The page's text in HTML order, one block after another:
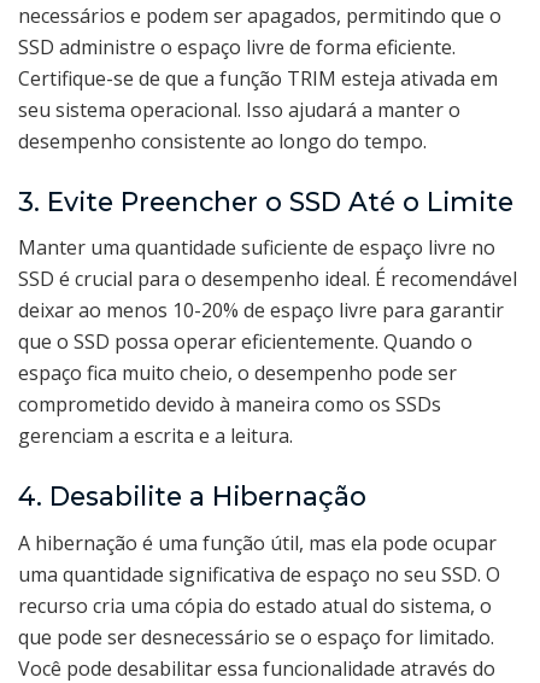
necessários e podem ser apagados, permitindo que o
SSD administre o espaço livre de forma eficiente.
Certifique-se de que a função TRIM esteja ativada em
seu sistema operacional. Isso ajudará a manter o
desempenho consistente ao longo do tempo.
3. Evite Preencher o SSD Até o Limite
Manter uma quantidade suficiente de espaço livre no
SSD é crucial para o desempenho ideal. É recomendável
deixar ao menos 10-20% de espaço livre para garantir
que o SSD possa operar eficientemente. Quando o
espaço fica muito cheio, o desempenho pode ser
comprometido devido à maneira como os SSDs
gerenciam a escrita e a leitura.
4. Desabilite a Hibernação
A hibernação é uma função útil, mas ela pode ocupar
uma quantidade significativa de espaço no seu SSD. O
recurso cria uma cópia do estado atual do sistema, o
que pode ser desnecessário se o espaço for limitado.
Você pode desabilitar essa funcionalidade através do